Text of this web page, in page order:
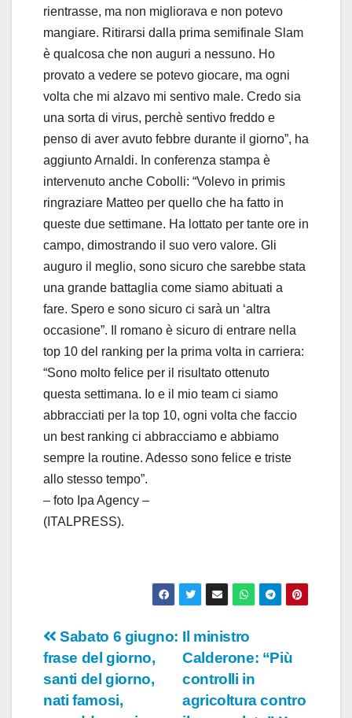
rientrasse, ma non migliorava e non potevo
mangiare. Ritirarsi dalla prima semifinale Slam
è qualcosa che non auguri a nessuno. Ho
provato a vedere se potevo giocare, ma ogni
volta che mi alzavo mi sentivo male. Credo sia
una sorta di virus, perchè sentivo freddo e
penso di aver avuto febbre durante il giorno”, ha
aggiunto Arnaldi. In conferenza stampa è
intervenuto anche Cobolli: “Volevo in primis
ringraziare Matteo per quello che ha fatto in
queste due settimane. Ha lottato per tante ore in
campo, dimostrando il suo vero valore. Gli
auguro il meglio, sono sicuro che sarebbe stata
una grande battaglia come siamo abituati a
fare. Spero e sono sicuro ci sarà un ‘altra
occasione”. Il romano è sicuro di entrare nella
top 10 del ranking per la prima volta in carriera:
“Sono molto felice per il risultato ottenuto
questa settimana. Io e il mio team ci siamo
abbracciati per la top 10, ogni volta che faccio
un best ranking ci abbracciamo e abbiamo
sempre la routine. Adesso sono felice e triste
allo stesso tempo”.
– foto Ipa Agency –
(ITALPRESS).
Navigazione
articoli
Il ministro
Calderone: “Più
controlli in
agricoltura contro
Sabato 6 giugno:
frase del giorno,
santi del giorno,
nati famosi,